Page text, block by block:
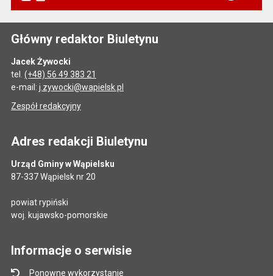
Główny redaktor Biuletynu
Jacek Żywocki
tel. (+48) 56 49 383 21
e-mail: j.zywocki@wapielsk.pl
Zespół redakcyjny
Adres redakcji Biuletynu
Urząd Gminy w Wąpielsku
87-337 Wąpielsk nr 20
powiat rypiński
woj. kujawsko-pomorskie
Informacje o serwisie
Ponowne wykorzystanie